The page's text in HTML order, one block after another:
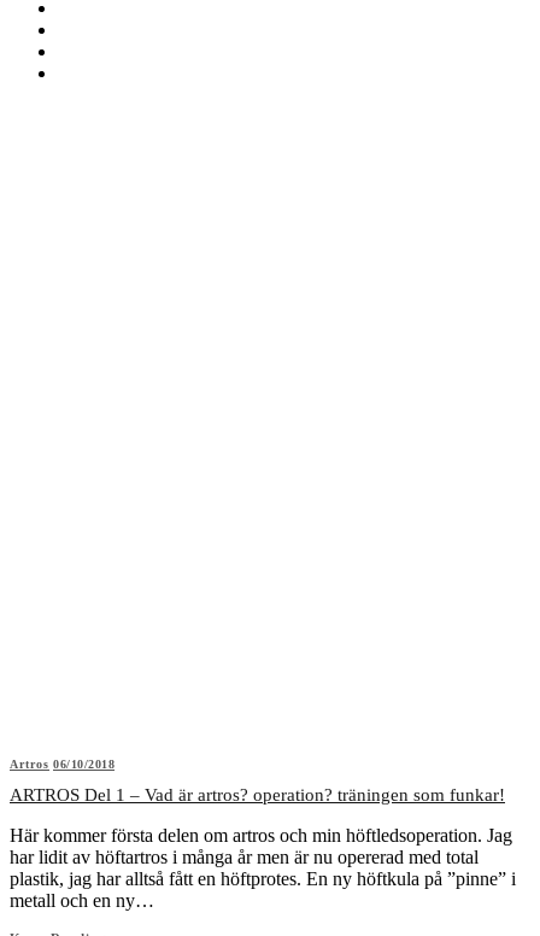
Artros 06/10/2018
ARTROS Del 1 – Vad är artros? operation? träningen som funkar!
Här kommer första delen om artros och min höftledsoperation. Jag
har lidit av höftartros i många år men är nu opererad med total
plastik, jag har alltså fått en höftprotes. En ny höftkula på ”pinne” i
metall och en ny…